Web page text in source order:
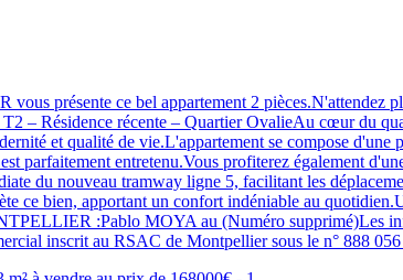
présente ce bel appartement 2
– Résidence récente – Quartier OvalieAu cœur du
et qualité de vie.L'appartement se compose
parfaitement entretenu.Vous profiterez également
du nouveau tramway ligne 5, facilitant les
ce bien, apportant un confort indéniable au
:Pablo MOYA au (Numéro supprimé)Les
inscrit au RSAC de Montpellier sous le n° 888